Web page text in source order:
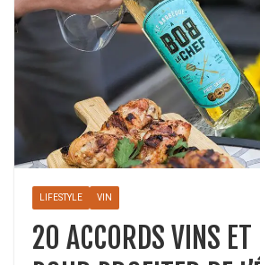
LIFESTYLE VIN
20 ACCORDS VINS